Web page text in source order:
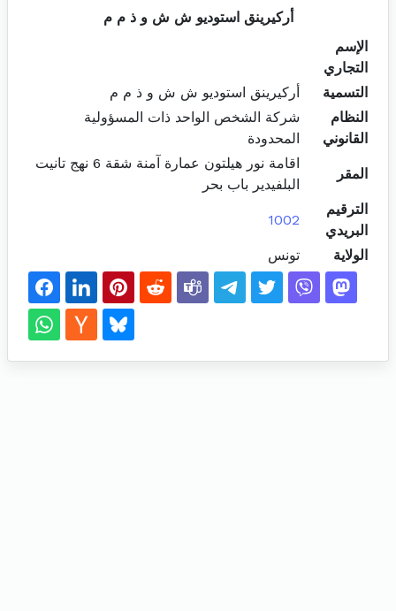
أركيرينق استوديو ش ش و ذ م م
الإسم
التجاري
التسمية
أركيرينق استوديو ش ش و ذ م م
النظام
القانوني
شركة الشخص الواحد ذات المسؤولية
المحدودة
المقر
اقامة نور هيلتون عمارة آمنة شقة 6 نهج تانيت
البلفيدير باب بحر
الترقيم
البريدي
1002
الولاية تونس